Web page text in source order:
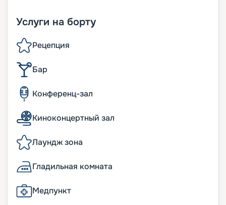
Услуги на борту
Рецепция
Бар
Конференц-зал
Киноконцертный зал
Лаундж зона
Гладильная комната
Медпункт